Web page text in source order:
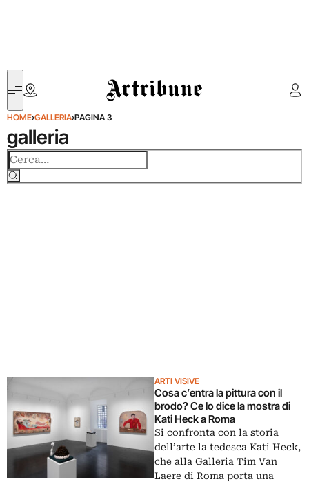
Artribune
HOME›GALLERIA›PAGINA 3
galleria
ARTI VISIVE
Cosa c’entra la pittura con il
brodo? Ce lo dice la mostra di
Kati Heck a Roma
Si confronta con la storia
dell’arte la tedesca Kati Heck,
che alla Galleria Tim Van
Laere di Roma porta una